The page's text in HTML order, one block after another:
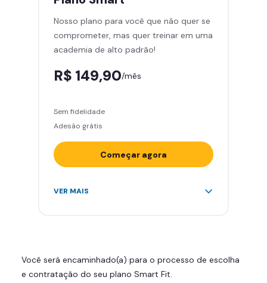
Cadeira de massagem
Skeelo App (Audiobook)*
Área de musculação e aeróbicos
Smart Fit App
Nosso plano para você que não quer se
comprometer, mas quer treinar em uma
academia de alto padrão!
R$ 149,90/mês
Sem fidelidade
Adesão grátis
Começar agora
Acesso ilimitado a +2.000
Skeelo App (Audiobook)*
Área de musculação e aeróbicos
VER MAIS
Você será encaminhado(a) para o processo de escolha
e contratação do seu plano Smart Fit.